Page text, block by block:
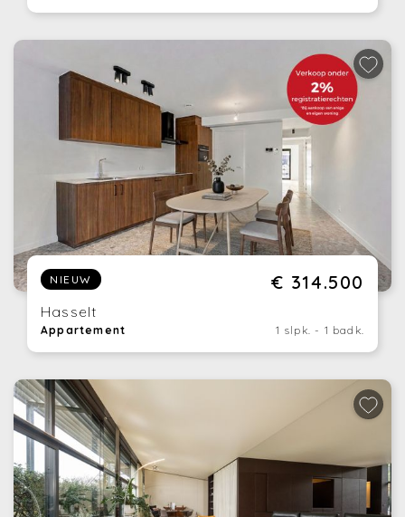
NIEUW € 314.500
Hasselt
Appartement 1 slpk. - 1 badk.